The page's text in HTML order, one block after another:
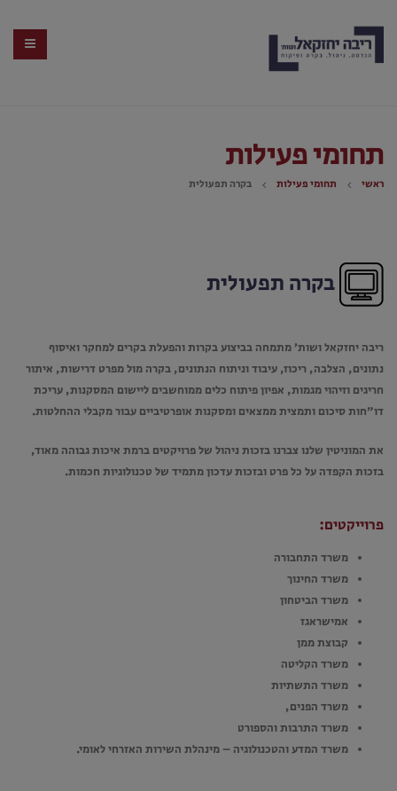
תחומי פעילות
ראשי תחומי פעילות בקרה תפעולית
בקרה תפעולית
ריבה יחזקאל ושות’ מתמחה בביצוע בקרות והפעלת בקרים למחקר ואיסוף
נתונים, הצלבה, ריכוז, עיבוד וניתוח הנתונים, בקרה מול מפרט דרישות, איתור
חריגים וזיהוי מגמות, אפיון פיתוח כלים ממוחשבים ליישום המסקנות, עריכת
דו”חות סיכום ותמצית ממצאים ומסקנות אופרטיביים עבור מקבלי ההחלטות.
את המוניטין שלנו צברנו בזכות ניהול של פרויקטים ברמת איכות גבוהה מאוד,
בזכות הקפדה על כל פרט ובזכות עדכון מתמיד של טכנולוגיות חכמות.
פרוייקטים:
משרד התחבורה
משרד החינוך
משרד הביטחון
אמישראגז
קבוצת ממן
משרד הקליטה
משרד התשתיות
משרד הפנים,
משרד התרבות והספורט
משרד המדע והטכנולוגיה – מינהלת השירות האזרחי לאומי.